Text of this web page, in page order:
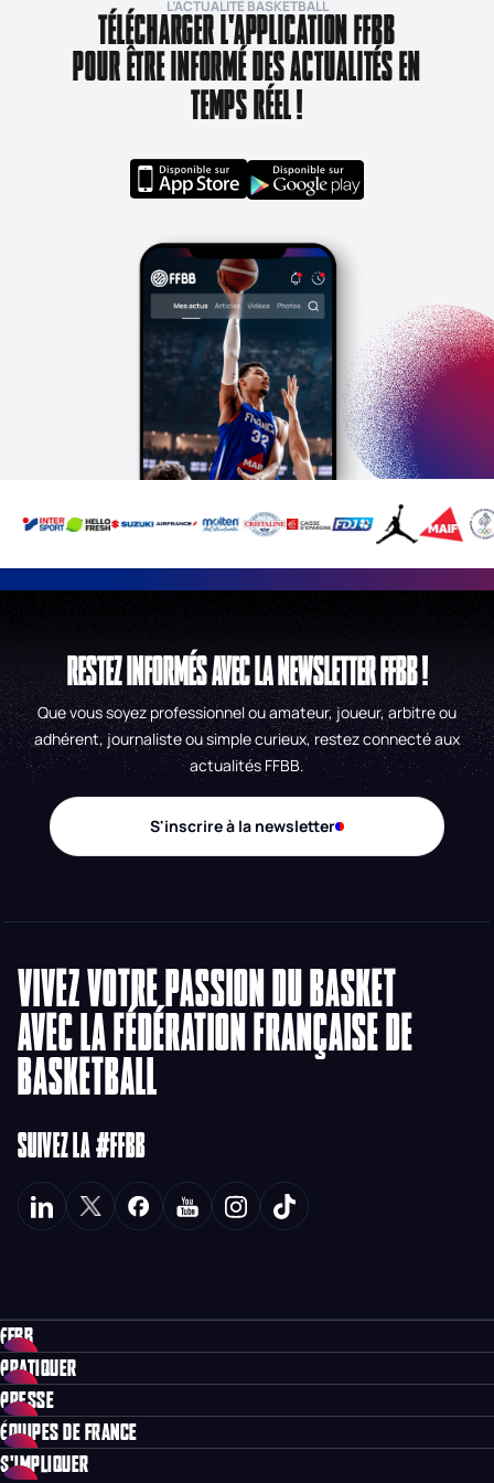
L’ACTUALITÉ BASKETBALL
TÉLÉCHARGER L'APPLICATION FFBB
POUR ÊTRE INFORMÉ DES ACTUALITÉS EN
TEMPS RÉEL !
RESTEZ INFORMÉS AVEC LA NEWSLETTER FFBB !
Que vous soyez professionnel ou amateur, joueur, arbitre ou
adhérent, journaliste ou simple curieux, restez connecté aux
actualités FFBB.
S'inscrire à la newsletter
VIVEZ VOTRE PASSION DU BASKET
AVEC LA FÉDÉRATION FRANÇAISE DE
BASKETBALL
SUIVEZ LA #FFBB
FFBB
PRATIQUER
PRESSE
ÉQUIPES DE FRANCE
S'IMPLIQUER